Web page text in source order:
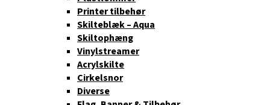
Printer tilbehør
Skilteblæk – Aqua
Skiltophæng
Vinylstreamer
Acrylskilte
Cirkelsnor
Diverse